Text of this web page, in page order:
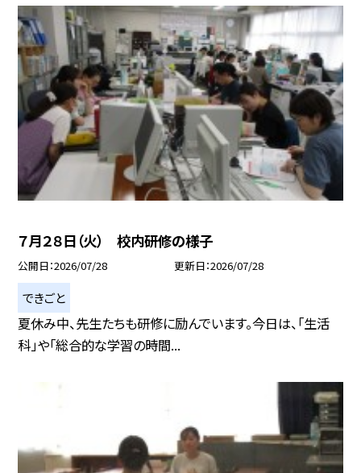
７月２８日（火） 校内研修の様子
公開日 2026/07/28 更新日 2026/07/28
できごと
夏休み中、先生たちも研修に励んでいます。今日は、「生活
科」や「総合的な学習の時間...